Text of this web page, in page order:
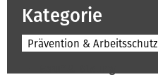
Kategorie
Prävention & Arbeitsschutz